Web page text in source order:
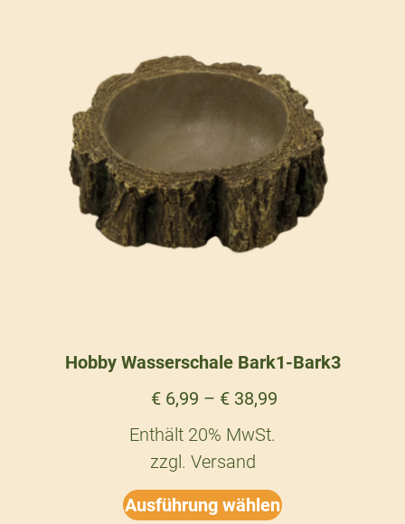
Hobby Wasserschale Bark1-Bark3
€6,99 – €38,99
Enthält 20% MwSt.
zzgl. Versand
Ausführung wählen